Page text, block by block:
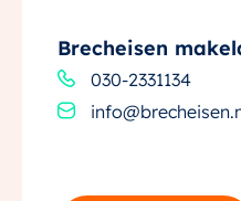
Door de variatie in
steenkleuren, ontstaat
Brecheisen
030-2331134